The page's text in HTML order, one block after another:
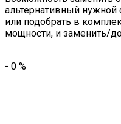
альтернативный
или подобрать в
мощности, и заменить/
- 0 %